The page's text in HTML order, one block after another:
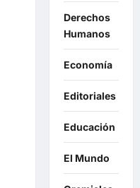
Derechos
Humanos
Economía
Editoriales
Educación
El Mundo